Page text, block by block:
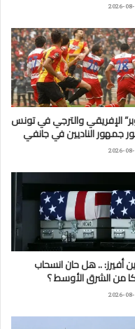
2026-
الإفريقي والترجي في تونس
جمهور الناديين في جانفي
2026-
أفيرز: .. هل حان انسحاب
من الشرق الأوسط ؟
2026-